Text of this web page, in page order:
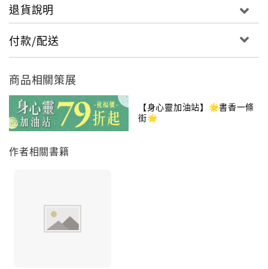
◎「對於大乘佛法的整體根本法教，特別是有關大圓滿
法的部分，本書提供了至為清晰的闡述。心的神聖祕
密，我們所有人都視之為寶藏，任何想要學習此一內涵
的人，本書將讓人眼界大開、倍受啟發。」～祖古東杜
仁波切（Tulku Thondup Rinpoche）暢銷書《心靈神
醫》（張老師文化）、《無盡的療癒》（心靈工坊）、
《藏密臨終寶典》（眾生文化出版）作者
專文引介作者祖古貝瑪˙里沙仁波切
都應該認識的殊勝法教。
退貨說明
付款/配送
商品相關策展
【身心靈加油站】🌟️書香一條
街🌟️
作者相關書籍